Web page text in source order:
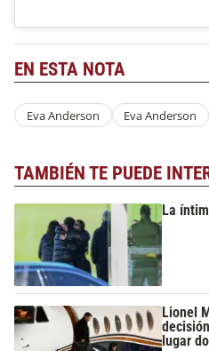
EN ESTA NOTA
Eva Anderson Eva Anderson
TAMBIÉN TE PUEDE
La
Lionel
lugar